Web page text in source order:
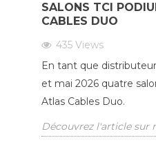
SALONS TCI
CABLES DUO
435 Views
En tant que
et mai 2026 quatre
Atlas Cables Duo.
Découvrez l'article sur